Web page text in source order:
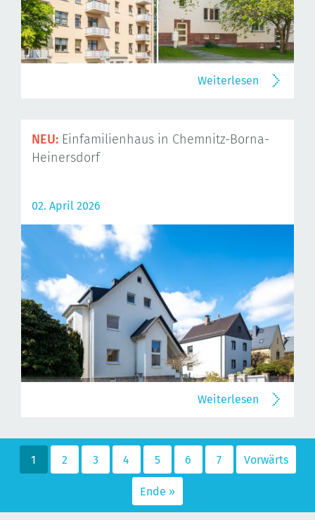
Weiterlesen
NEU: Einfamilienhaus in Chemnitz-Borna-
Heinersdorf
02. April 2026
Weiterlesen
1 2 3 4 5 6 7 Vorwärts
Ende »